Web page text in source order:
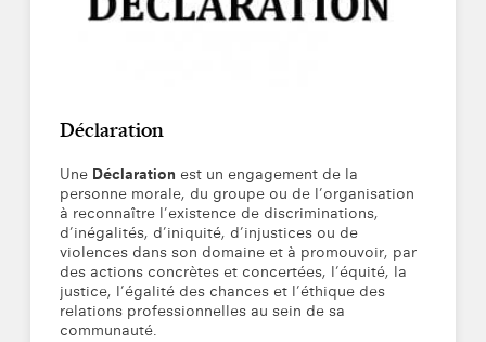
Déclaration
Une Déclaration est un engagement de la
personne morale, du groupe ou de l’organisation
à reconnaître l’existence de discriminations,
d’inégalités, d’iniquité, d’injustices ou de
violences dans son domaine et à promouvoir, par
des actions concrètes et concertées, l’équité, la
justice, l’égalité des chances et l’éthique des
relations professionnelles au sein de sa
communauté.